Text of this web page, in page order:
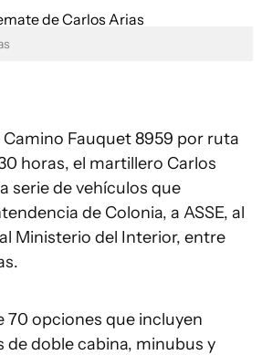
Camino Fauquet 8959 por ruta
horas, el martillero Carlos
serie de vehículos que
de Colonia, a ASSE, al
Ministerio del Interior, entre
70 opciones que incluyen
doble cabina, minubus y